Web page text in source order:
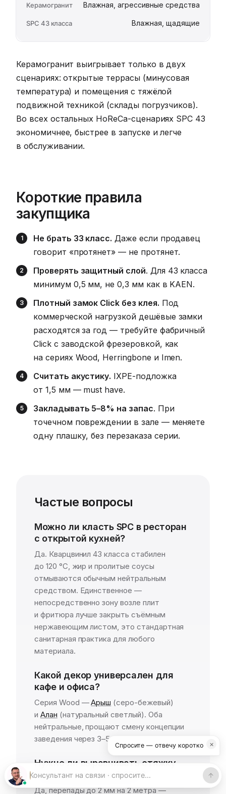
Влажная, агрессивные средства
Влажная, щадящие
Керамогранит выигрывает только в двух
сценариях: открытые террасы (минусовая
температура) и помещения с тяжёлой
подвижной техникой (склады погрузчиков).
Во всех остальных HoReCa-сценариях SPC 43
экономичнее, быстрее в запуске и легче
в обслуживании.
Короткие правила
закупщика
Не брать 33 класс. Даже если продавец
говорит «протянет» — не протянет.
Проверять защитный слой. Для 43 класса
минимум 0,5 мм, не 0,3 мм как в KAEN.
Плотный замок Click без клея. Под
коммерческой нагрузкой дешёвые замки
расходятся за год — требуйте фабричный
Click с заводской фрезеровкой, как
на сериях Wood, Herringbone и Imen.
Считать акустику. IXPE-подложка
от 1,5 мм — must have.
Закладывать 5–8% на запас. При
точечном повреждении в зале — меняете
одну плашку, без перезаказа серии.
Частые вопросы
Можно ли класть SPC в ресторан
с открытой кухней?
Да. Кварцвинил 43 класса стабилен
до 120 °C, жир и пролитые соусы
отмываются обычным нейтральным
средством. Единственное —
непосредственно зону возле плит
и фритюра лучше закрыть съёмным
нержавеющим листом, это стандартная
санитарная практика для любого
материала.
Какой декор универсален для
кафе и офиса?
Серия Wood —Арыш (серо-бежевый)
и Алан (натуральный светлый). Оба
нейтральные, прощают смену концепции
заведения через 3–5 лет.
Нужно ли выравнивать стяжку
под коммерческий SPC?
Да, перепады до 2 мм на 2 метра —
Спросите — отвечу коротко ×